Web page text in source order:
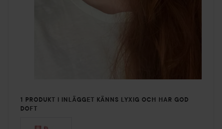
1 PRODUKT I INLÄGGET KÄNNS LYXIG OCH HAR GOD
DOFT